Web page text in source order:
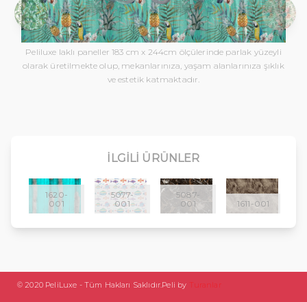
Peliluxe laklı paneller 183 cm x 244cm ölçülerinde parlak yüzeyli
olarak üretilmekte olup, mekanlarınıza, yaşam alanlarınıza şıklık
ve estetik katmaktadır.
İLGILI ÜRÜNLER
1620-
001
5077-
001
5087-
001
1611-001
5075-001 5076-001
© 2020 PeliLuxe - Tüm Hakları Saklıdır.Peli by Turanlar